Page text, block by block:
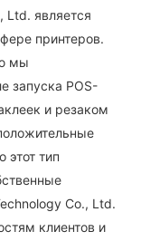
Ltd. является
принтеров.
мы
запуска POS-
и резаком
этот тип
Co., Ltd.
клиентов и